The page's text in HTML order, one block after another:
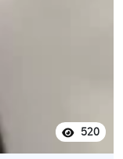
520